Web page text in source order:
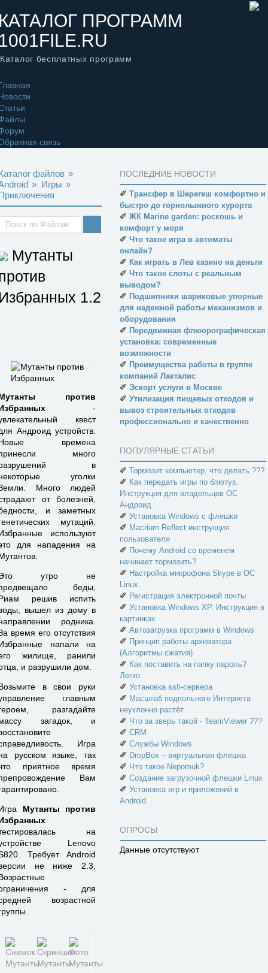
ПРОГРАММ
Каталог бесплатных программ
связь
файлов »
» Игры »
Мутанты
1.2
против
-
квест
Андроид устройств.
времена
много
в
уголки
Много людей
от болезней,
и заметных
мутаций.
используют
для нападения на
утро не
беды,
решив испить
вышел из дому в
родника.
время его отсутствия
напали на
жилище, ранили
и разрушили дом.
в свои руки
главным
разгадайте
загадок, и
Игра
русском языке, так
приятное время
Вам
Мутанты против
на
Lenovo
Требует Android
не ниже 2.3.
- для
возрастной
ПОСЛЕДНИЕ НОВОСТИ
✐ Трансфер в Шерегеш комфортно и
быстро до горнолыжного курорта
✐ ЖК Marine garden: роскошь и
комфорт у моря
✐ Что такое игра в автоматы
онлайн?
✐ Как играть в Лев казино на деньги
✐ Что такое слоты с реальным
выводом?
✐ Подшипники шариковые упорные
для надежной работы механизмов и
оборудования
✐ Передвижная флюорографическая
установка: современные
возможности
✐ Преимущества работы в группе
компаний Лакталис
✐ Эскорт услуги в Москве
✐ Утилизация пищевых отходов и
вывоз строительных отходов
профессионально и качественно
ПОПУЛЯРНЫЕ СТАТЬИ
✐ Тормозит компьютер, что делать ???
✐ Как передать игры по блютуз.
Инструкция для владельцев ОС
Андроид.
✐ Установка Windows с флешки
✐ Macrium Reflect инструкция
пользователя
✐ Почему Android со временем
начинает тормозить?
✐ Настройка микрофона Skype в ОС
Linux.
✐ Регистрация электронной почты
✐ Установка Windows XP. Инструкция в
картинках
✐ Автозагрузка программ в Windows
✐ Принцип работы архиватора
(Алгоритмы сжатия)
✐ Как поставить на папку пароль?
Легко
✐ Установка ssh-сервера
✐ Масштаб подпольного Интернета
неуклонно растёт
✐ Что за зверь такой - TeamViewer ???
✐ CRM
✐ Службы Windows
✐ DropBox – виртуальная флешка
✐ Что такое Nepomuk?
✐ Создание загрузочной флешки Linux
✐ Установка игр и приложений в
Android
ОПРОСЫ
Данные отсутствуют